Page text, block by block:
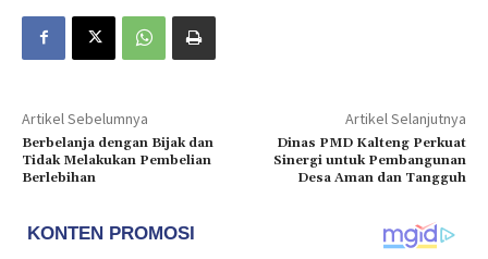
Artikel Sebelumnya
Berbelanja dengan Bijak dan
Tidak Melakukan Pembelian
Berlebihan
Artikel Selanjutnya
Dinas PMD Kalteng Perkuat
Sinergi untuk Pembangunan
Desa Aman dan Tangguh